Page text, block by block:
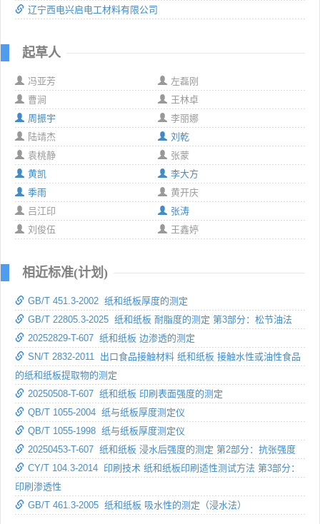
辽宁西电兴启电工材料有限公司
起草人
冯亚芳
左磊刚
曹涧
王林卓
周振宇
李丽娜
陆靖杰
刘乾
袁桃静
张蒙
黄凯
李大方
季雨
黄开庆
吕江印
张涛
刘俊伍
王鑫婷
相近标准(计划)
GB/T 451.3-2002 纸和纸板厚度的测定
GB/T 22805.3-2025 纸和纸板 耐脂度的测定 第3部分：松节油法
20252829-T-607 纸和纸板 边渗透的测定
SN/T 2832-2011 出口食品接触材料 纸和纸板 接触水性或油性食品
的纸和纸板提取物的测定
20250508-T-607 纸和纸板 印刷表面强度的测定
QB/T 1055-2004 纸与纸板厚度测定仪
QB/T 1055-1998 纸与纸板厚度测定仪
20250453-T-607 纸和纸板 浸水后强度的测定 第2部分：抗张强度
CY/T 104.3-2014 印刷技术 纸和纸板印刷适性测试方法 第3部分：
印刷渗透性
GB/T 461.3-2005 纸和纸板 吸水性的测定（浸水法）